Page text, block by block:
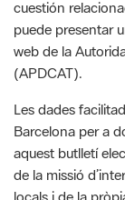
(APDCAT).
Les dades
Barcelona per a
aquest butlletí
de la missió
locals i de la
Així mateix, us
transferència de